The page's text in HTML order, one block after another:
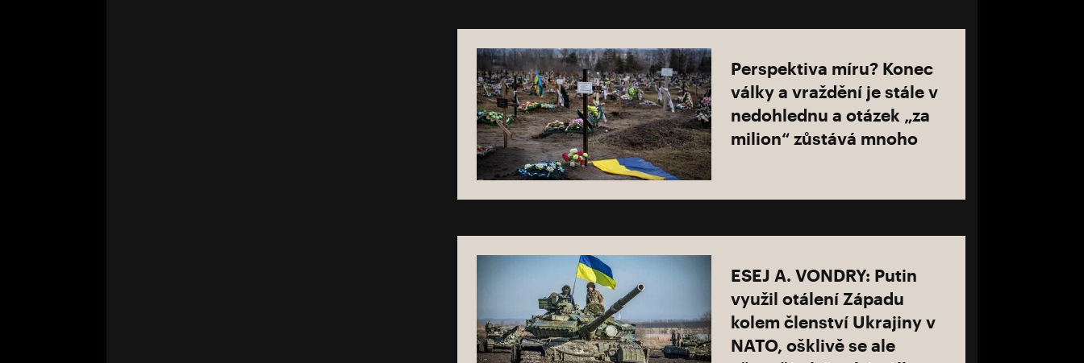
Perspektiva míru? Konec
války a vraždění je stále v
nedohlednu a otázek „za
milion“ zůstává mnoho
ESEJ A. VONDRY: Putin
využil otálení Západu
kolem členství Ukrajiny v
NATO, ošklivě se ale